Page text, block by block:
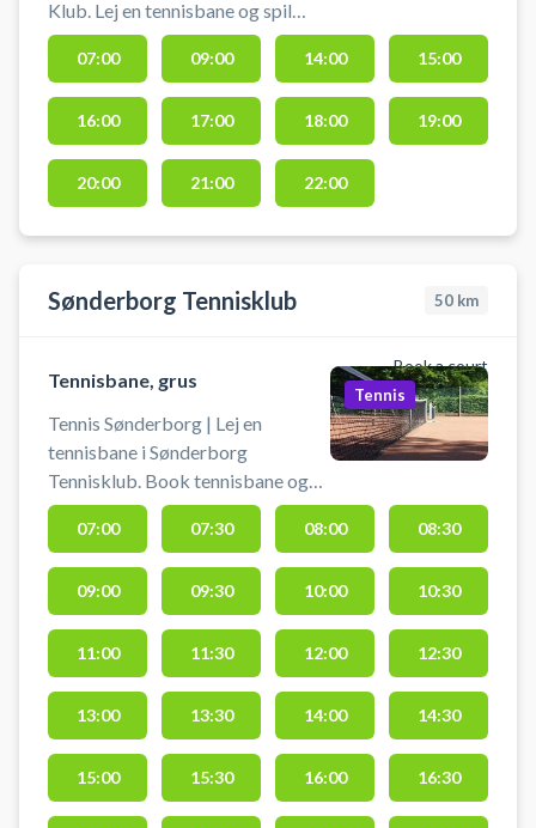
Klub. Lej en tennisbane og spil
tennis i Kolding på en af
tennisklubbens grusbaner.
07:00 09:00 14:00 15:00
16:00 17:00 18:00 19:00
20:00 21:00 22:00
Sønderborg Tennisklub 50 km
Book a court
Tennisbane, grus
Tennis Sønderborg | Lej en
tennisbane i Sønderborg
Tennisklub. Book tennisbane og
spil tennis i Sønderborg, på
tennisklubben udendørs
grusbaner på den unikke placering
ved Kurhusskoven i Sønderborg.
Tennis
07:00 07:30 08:00 08:30
09:00 09:30 10:00 10:30
11:00 11:30 12:00 12:30
13:00 13:30 14:00 14:30
15:00 15:30 16:00 16:30